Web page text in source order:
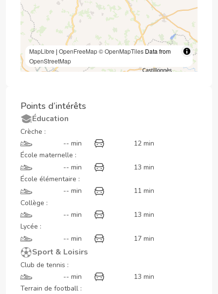
MapLibre | OpenFreeMap© OpenMapTiles Data from
OpenStreetMap
Points d’intérêts
Éducation
Crèche :
-- min
12 min
École maternelle :
-- min
13 min
École élémentaire :
-- min
11 min
Collège :
-- min
13 min
Lycée :
-- min
17 min
Sport & Loisirs
Club de tennis :
-- min
13 min
Terrain de football :